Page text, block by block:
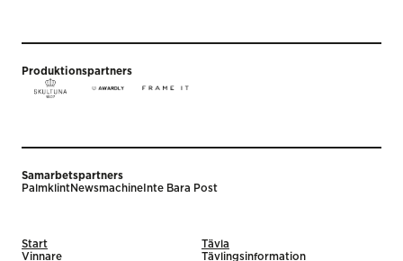
Produktionspartners
Samarbetspartners
PalmklintNewsmachine Inte Bara Post
Start
Vinnare
Tävla
Tävlingsinformation